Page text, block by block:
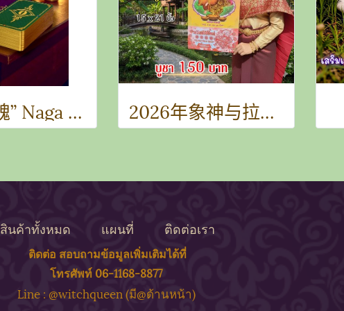
“那伽之魂” Naga 牌卡套装 预售开启 2026年象神与拉克希米女神主题日历：财富与繁荣之礼
สินค้าทั้งหมด แผนที่ ติดต่อเรา
ติดต่อ สอบถามข้อมูลเพิ่มเติมได้ที่
โทรศัพท์ 06-1168-8877
Line : @witchqueen (มี@ด้านหน้า)